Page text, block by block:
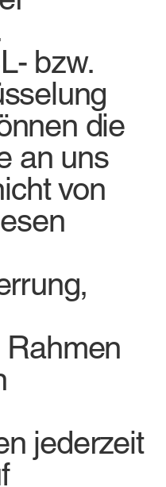
bzw.
die
an uns
von
jederzeit